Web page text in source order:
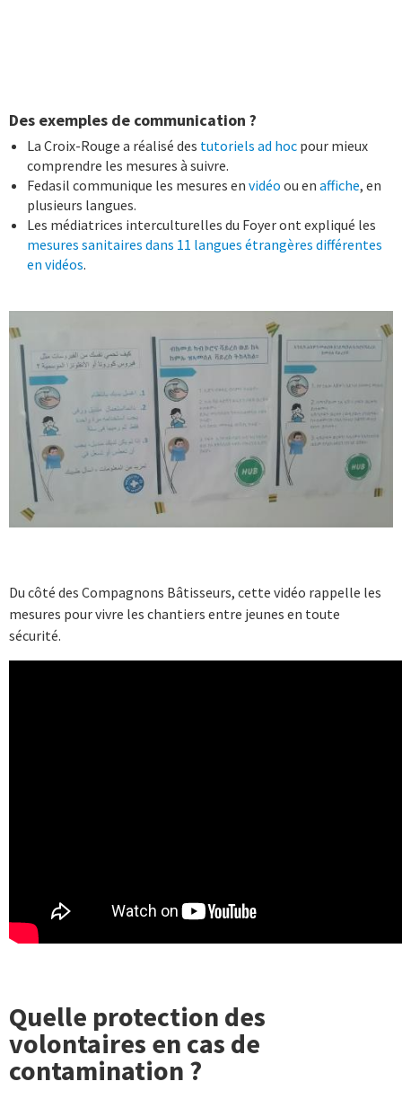
Des exemples de communication ?
La Croix-Rouge a réalisé des tutoriels ad hoc pour mieux
comprendre les mesures à suivre.
Fedasil communique les mesures en vidéo ou en affiche, en
plusieurs langues.
Les médiatrices interculturelles du Foyer ont expliqué les
mesures sanitaires dans 11 langues étrangères différentes
en vidéos.
Du côté des Compagnons Bâtisseurs, cette vidéo rappelle les
mesures pour vivre les chantiers entre jeunes en toute
sécurité.
Quelle protection des
volontaires en cas de
contamination ?